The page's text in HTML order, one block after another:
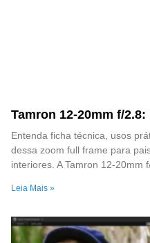
Tamron 12-20mm f/
Entenda ficha técnica, usos
dessa zoom full frame para
interiores. A Tamron 12-20mm
Leia Mais »